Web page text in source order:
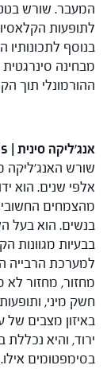
המעבר. שורש
לתופעות
בנוסף לתכונותיו
מבחינה
ההורמונלי תוך
אנג'ליקה סינית | Angelica sinensis
שורש
אלפי שנים. הוא
מהצמחים החשובים
בנשים. הוא בעל
בבעיות מגוונות
למערכת הרבייה
מחזור, מחזור לא
חשק מיני,
באיזון מצבים של
ירוד, והיא נכללת
בסימפטומים